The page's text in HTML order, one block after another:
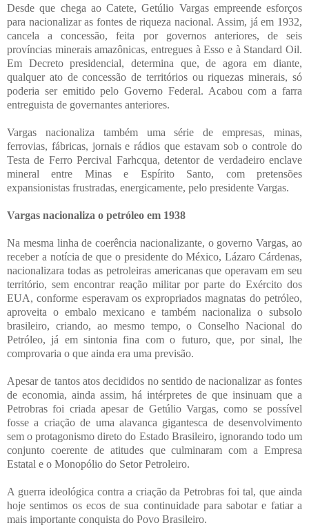
Desde que chega ao Catete, Getúlio Vargas empreende esforços
para nacionalizar as fontes de riqueza nacional. Assim, já em 1932,
cancela a concessão, feita por governos anteriores, de seis
províncias minerais amazônicas, entregues à Esso e à Standard Oil.
Em Decreto presidencial, determina que, de agora em diante,
qualquer ato de concessão de territórios ou riquezas minerais, só
poderia ser emitido pelo Governo Federal. Acabou com a farra
entreguista de governantes anteriores.
Vargas nacionaliza também uma série de empresas, minas,
ferrovias, fábricas, jornais e rádios que estavam sob o controle do
Testa de Ferro Percival Farhcqua, detentor de verdadeiro enclave
mineral entre Minas e Espírito Santo, com pretensões
expansionistas frustradas, energicamente, pelo presidente Vargas.
Vargas nacionaliza o petróleo em 1938
Na mesma linha de coerência nacionalizante, o governo Vargas, ao
receber a notícia de que o presidente do México, Lázaro Cárdenas,
nacionalizara todas as petroleiras americanas que operavam em seu
território, sem encontrar reação militar por parte do Exército dos
EUA, conforme esperavam os expropriados magnatas do petróleo,
aproveita o embalo mexicano e também nacionaliza o subsolo
brasileiro, criando, ao mesmo tempo, o Conselho Nacional do
Petróleo, já em sintonia fina com o futuro, que, por sinal, lhe
comprovaria o que ainda era uma previsão.
Apesar de tantos atos decididos no sentido de nacionalizar as fontes
de economia, ainda assim, há intérpretes de que insinuam que a
Petrobras foi criada apesar de Getúlio Vargas, como se possível
fosse a criação de uma alavanca gigantesca de desenvolvimento
sem o protagonismo direto do Estado Brasileiro, ignorando todo um
conjunto coerente de atitudes que culminaram com a Empresa
Estatal e o Monopólio do Setor Petroleiro.
A guerra ideológica contra a criação da Petrobras foi tal, que ainda
hoje sentimos os ecos de sua continuidade para sabotar e fatiar a
mais importante conquista do Povo Brasileiro.